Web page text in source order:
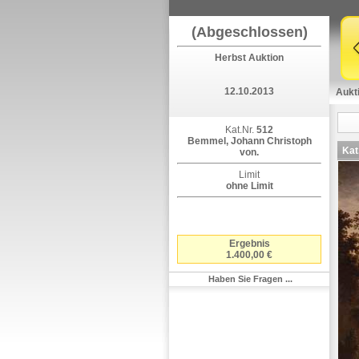
(Abgeschlossen)
Herbst Auktion
12.10.2013
Kat.Nr. 512
Bemmel, Johann Christoph
von.
Limit
ohne Limit
Ergebnis
1.400,00 €
Haben Sie Fragen ...